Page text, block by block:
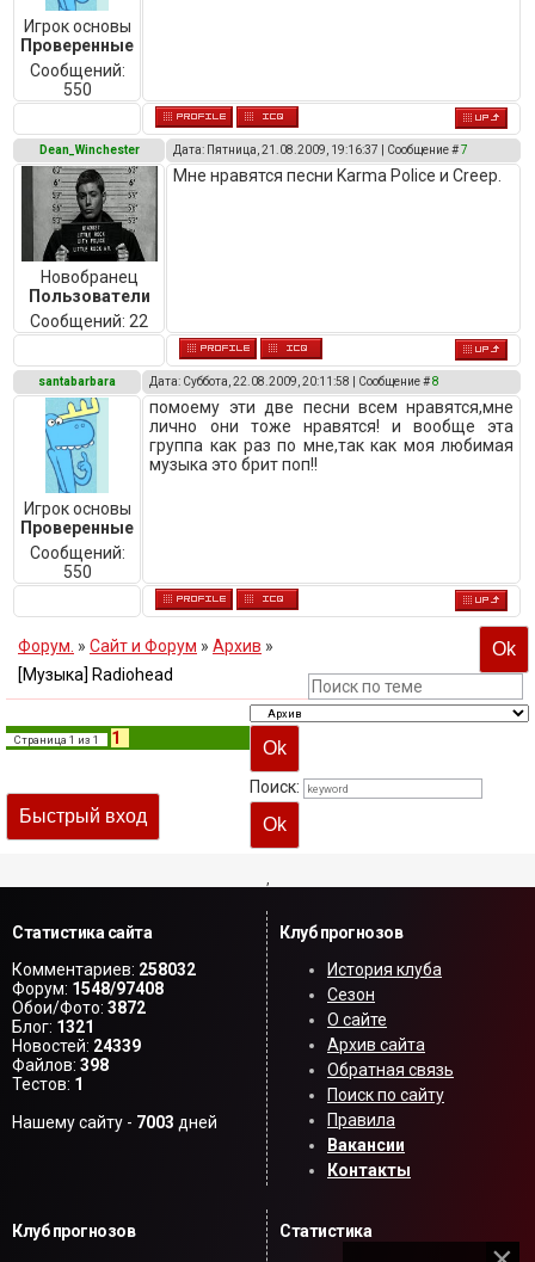
Игрок основы
Проверенные
Сообщений:
550
Dean_Winchester Дата: Пятница, 21.08.2009, 19:16:37 | Сообщение #7
Новобранец
Пользователи
Сообщений: 22
Мне нравятся песни Karma Police и Creep.
santabarbara Дата: Суббота, 22.08.2009, 20:11:58 | Сообщение #8
Игрок основы
Проверенные
Сообщений:
550
помоему эти две песни всем нравятся,мне
лично они тоже нравятся! и вообще эта
группа как раз по мне,так как моя любимая
музыка это брит поп!!
Форум. » Сайт и Форум » Архив »
[Музыка] Radiohead
Страница 1 из 1 1
Поиск:
,
Статистика сайта
Комментариев: 258032
Форум: 1548/97408
Обои/Фото: 3872
Блог: 1321
Новостей: 24339
Файлов: 398
Тестов: 1
Нашему сайту - 7003 дней
Клуб прогнозов
История клуба
Сезон
О сайте
Архив сайта
Обратная связь
Поиск по сайту
Правила
Вакансии
Контакты
Клуб прогнозов Статистика